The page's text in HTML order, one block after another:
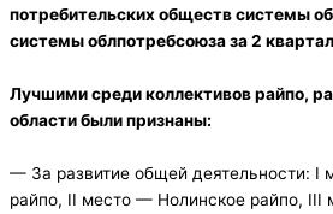
потребительских обществ системы
системы облпотребсоюза за 2
Лучшими среди коллективов райпо,
области были признаны:
— За развитие общей деятельности: I
райпо, II место — Нолинское райпо, III